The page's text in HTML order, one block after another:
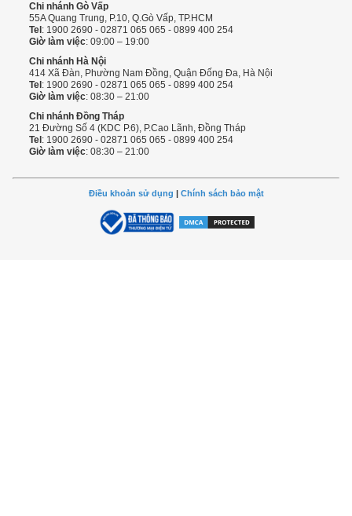
Chi nhánh Gò Vấp
55A Quang Trung, P.10, Q.Gò Vấp, TP.HCM
Tel : 1900 2690 - 02871 065 065 - 0899 400 254
Giờ làm việc: 09:00 – 19:00
Chi nhánh Hà Nội
414 Xã Đàn, Phường Nam Đồng, Quận Đống Đa, Hà Nội
Tel : 1900 2690 - 02871 065 065 - 0899 400 254
Giờ làm việc: 08:30 – 21:00
Chi nhánh Đồng Tháp
21 Đường Số 4 (KDC P.6), P.Cao Lãnh, Đồng Tháp
Tel : 1900 2690 - 02871 065 065 - 0899 400 254
Giờ làm việc: 08:30 – 21:00
Điều khoản sử dụng | Chính sách bảo mật